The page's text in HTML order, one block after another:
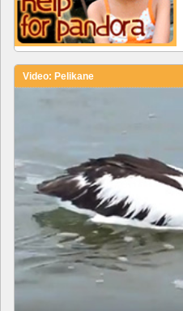
Video: Pelikane